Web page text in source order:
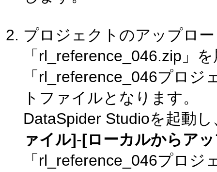
プロジェクトのアップロ
「rl_reference_046.zip」
「rl_reference_046プロ
トファイルとなります。
DataSpider Studioを起動
ァイル]-[ローカルからア
「rl_reference_046プロ